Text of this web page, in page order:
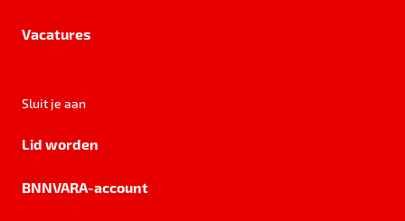
Vacatures
Sluit je aan
Lid worden
BNNVARA-account